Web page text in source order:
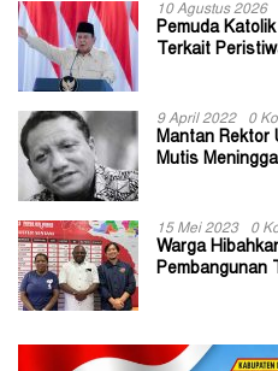
10 Agustus 2026
Pemuda
Terkait
9 April 2022 0
Mantan Rektor
Mutis
15 Mei 2023 0
Warga
Pembangunan